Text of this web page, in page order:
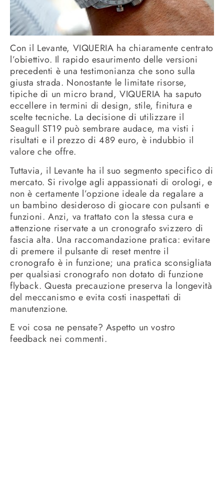
Con il Levante, VIQUERIA ha chiaramente centrato
l’obiettivo. Il rapido esaurimento delle versioni
precedenti è una testimonianza che sono sulla
giusta strada. Nonostante le limitate risorse,
tipiche di un micro brand, VIQUERIA ha saputo
eccellere in termini di design, stile, finitura e
scelte tecniche. La decisione di utilizzare il
Seagull ST19 può sembrare audace, ma visti i
risultati e il prezzo di 489 euro, è indubbio il
valore che offre.
Tuttavia, il Levante ha il suo segmento specifico di
mercato. Si rivolge agli appassionati di orologi, e
non è certamente l’opzione ideale da regalare a
un bambino desideroso di giocare con pulsanti e
funzioni. Anzi, va trattato con la stessa cura e
attenzione riservate a un cronografo svizzero di
fascia alta. Una raccomandazione pratica: evitare
di premere il pulsante di reset mentre il
cronografo è in funzione; una pratica sconsigliata
per qualsiasi cronografo non dotato di funzione
flyback. Questa precauzione preserva la longevità
del meccanismo e evita costi inaspettati di
manutenzione.
E voi cosa ne pensate? Aspetto un vostro
feedback nei commenti.